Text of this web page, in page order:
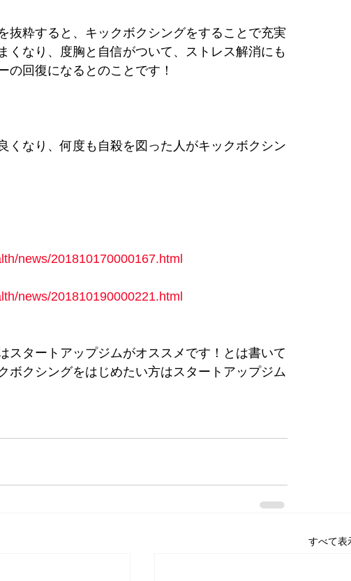
抜粋すると、キックボクシングをすることで充実
くなり、度胸と自信がついて、ストレス解消にも
の回復になるとのことです！
くなり、何度も自殺を図った人がキックボクシン
news/201810170000167.html
news/201810190000221.html
スタートアップジムがオススメです！とは書いて
ボクシングをはじめたい方はスタートアップジム
すべて表